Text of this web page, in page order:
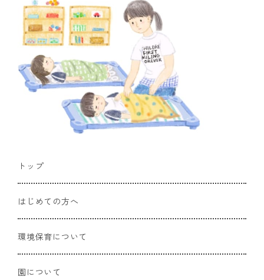
トップ
はじめての方へ
環境保育について
園について